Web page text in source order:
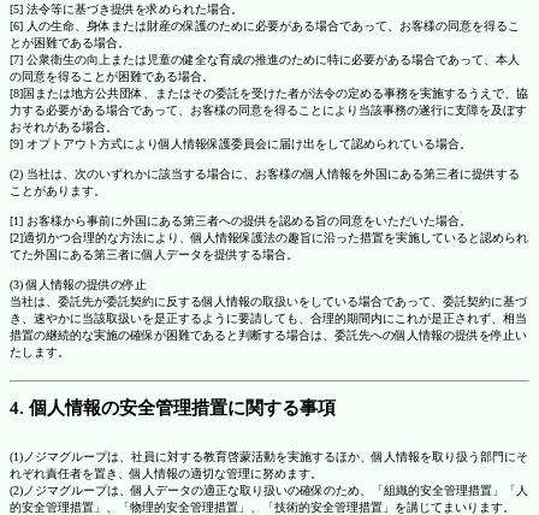
[5] 法令等に基づき提供を求められた場合。
[6] 人の生命、身体または財産の保護のために必要がある場合であって、お客様の同意を得るこ
とが困難である場合。
[7] 公衆衛生の向上または児童の健全な育成の推進のために特に必要がある場合であって、本人
の同意を得ることが困難である場合。
[8]国または地方公共団体、またはその委託を受けた者が法令の定める事務を実施するうえで、協
力する必要がある場合であって、お客様の同意を得ることにより当該事務の遂行に支障を及ぼす
おそれがある場合。
[9] オプトアウト方式により個人情報保護委員会に届け出をして認められている場合。
(2) 当社は、次のいずれかに該当する場合に、お客様の個人情報を外国にある第三者に提供する
ことがあります。
[1] お客様から事前に外国にある第三者への提供を認める旨の同意をいただいた場合。
[2]適切かつ合理的な方法により、個人情報保護法の趣旨に沿った措置を実施していると認められ
てた外国にある第三者に個人データを提供する場合。
(3) 個人情報の提供の停止
当社は、委託先が委託契約に反する個人情報の取扱いをしている場合であって、委託契約に基づ
き、速やかに当該取扱いを是正するように要請しても、合理的期間内にこれが是正されず、相当
措置の継続的な実施の確保が困難であると判断する場合は、委託先への個人情報の提供を停止い
たします。
4. 個人情報の安全管理措置に関する事項
(1)ノジマグループは、社員に対する教育啓蒙活動を実施するほか、個人情報を取り扱う部門にそ
れぞれ責任者を置き、個人情報の適切な管理に努めます。
(2)ノジマグループは、個人データの適正な取り扱いの確保のため、「組織的安全管理措置」「人
的安全管理措置」、「物理的安全管理措置」、「技術的安全管理措置」を講じてまいります。